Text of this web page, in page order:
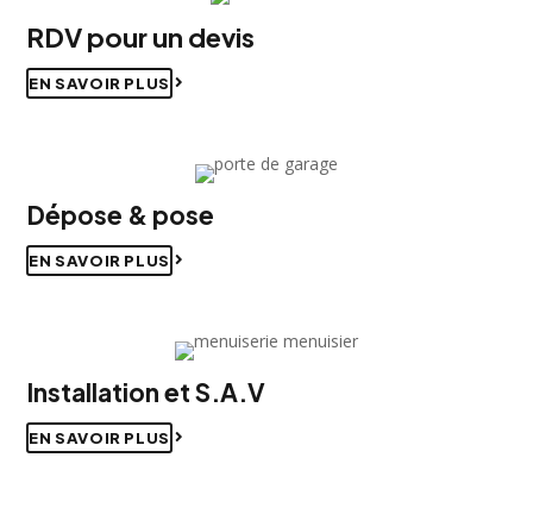
RDV pour un devis
EN SAVOIR PLUS
Dépose & pose
EN SAVOIR PLUS
Installation et S.A.V
EN SAVOIR PLUS